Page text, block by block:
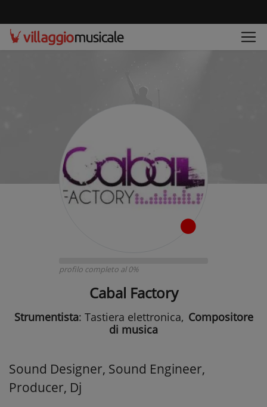
profilo completo al 0%
Cabal Factory
Strumentista: Tastiera elettronica, Compositore
di musica
Sound Designer, Sound Engineer,
Producer, Dj